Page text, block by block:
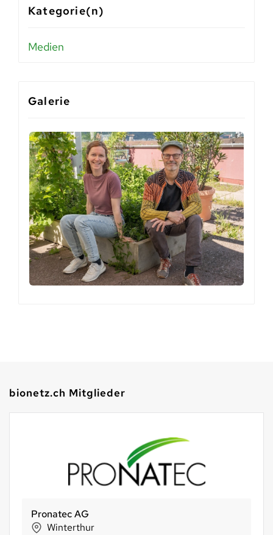
Kategorie(n)
Medien
Galerie
bionetz.ch Mitglieder
Ekkharthof - Leben aus anderer Perspektive
Lengwil